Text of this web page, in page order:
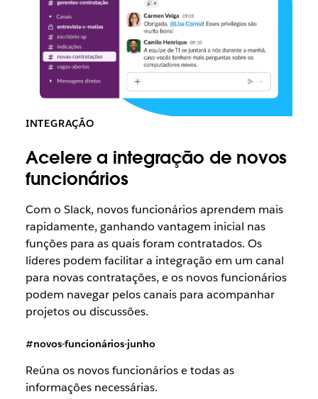
INTEGRAÇÃO
Acelere a integração de novos
funcionários
Com o Slack, novos funcionários aprendem mais
rapidamente, ganhando vantagem inicial nas
funções para as quais foram contratados. Os
líderes podem facilitar a integração em um canal
para novas contratações, e os novos funcionários
podem navegar pelos canais para acompanhar
projetos ou discussões.
#novos-funcionários-junho
Reúna os novos funcionários e todas as
informações necessárias.